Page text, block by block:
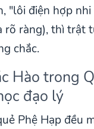
"lôi điện hợp
rõ ràng), thì trật
chắc.
Hào trong
đạo lý
Phệ Hạp đều